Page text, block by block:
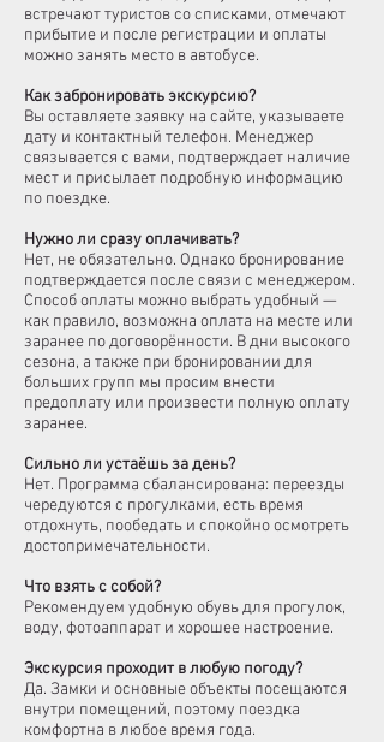
встречают туристов со списками, отмечают
прибытие и после регистрации и оплаты
можно занять место в автобусе.
Как забронировать экскурсию?
Вы оставляете заявку на сайте, указываете
дату и контактный телефон. Менеджер
связывается с вами, подтверждает наличие
мест и присылает подробную информацию
по поездке.
Нужно ли сразу оплачивать?
Нет, не обязательно. Однако бронирование
подтверждается после связи с менеджером.
Способ оплаты можно выбрать удобный —
как правило, возможна оплата на месте или
заранее по договорённости. В дни высокого
сезона, а также при бронировании для
больших групп мы просим внести
предоплату или произвести полную оплату
заранее.
Сильно ли устаёшь за день?
Нет. Программа сбалансирована: переезды
чередуются с прогулками, есть время
отдохнуть, пообедать и спокойно осмотреть
достопримечательности.
Что взять с собой?
Рекомендуем удобную обувь для прогулок,
воду, фотоаппарат и хорошее настроение.
Экскурсия проходит в любую погоду?
Да. Замки и основные объекты посещаются
внутри помещений, поэтому поездка
комфортна в любое время года.